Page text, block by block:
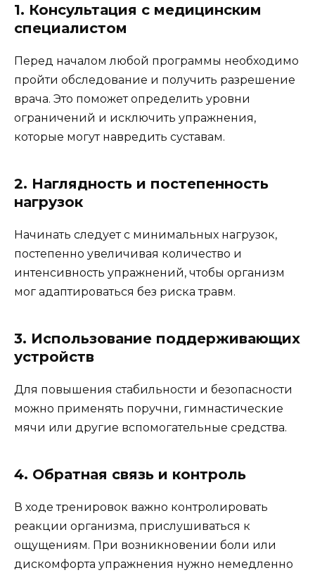
1. Консультация с медицинским
специалистом
Перед началом любой программы необходимо
пройти обследование и получить разрешение
врача. Это поможет определить уровни
ограничений и исключить упражнения,
которые могут навредить суставам.
2. Наглядность и постепенность
нагрузок
Начинать следует с минимальных нагрузок,
постепенно увеличивая количество и
интенсивность упражнений, чтобы организм
мог адаптироваться без риска травм.
3. Использование поддерживающих
устройств
Для повышения стабильности и безопасности
можно применять поручни, гимнастические
мячи или другие вспомогательные средства.
4. Обратная связь и контроль
В ходе тренировок важно контролировать
реакции организма, прислушиваться к
ощущениям. При возникновении боли или
дискомфорта упражнения нужно немедленно